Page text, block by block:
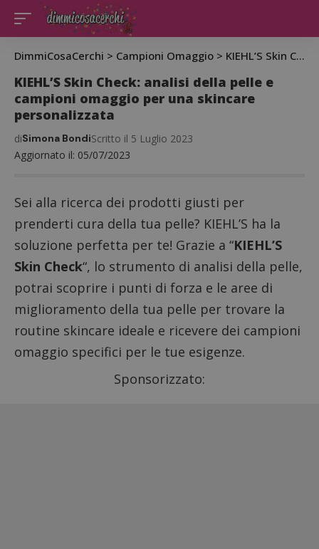
DimmiCosaCerchi > Campioni Omaggio > KIEHL’S Skin Check: analisi della pelle e campioni omaggio per una skincare personalizzata
KIEHL’S Skin Check: analisi della pelle e
campioni omaggio per una skincare
personalizzata
Aggiornato il: 05/07/2023
diSimona BondiScritto il 5 Luglio 2023
Sei alla ricerca dei prodotti giusti per
prenderti cura della tua pelle? KIEHL’S ha la
soluzione perfetta per te! Grazie a “KIEHL’S
Skin Check“, lo strumento di analisi della pelle,
potrai scoprire i punti di forza e le aree di
miglioramento della tua pelle per trovare la
routine skincare ideale e ricevere dei campioni
omaggio specifici per le tue esigenze.
Sponsorizzato: